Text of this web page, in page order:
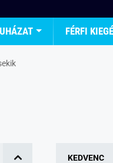
FÉRFI
KEDVENC